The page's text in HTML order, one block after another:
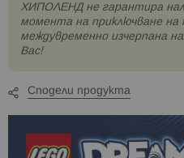
XИПОЛЕНД не гарантира
момента на приключване на
междувременно изчерпана
Вас!
Сподели продукта